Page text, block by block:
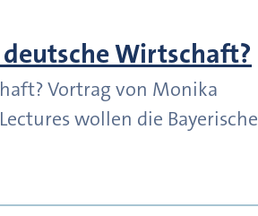
Wirtschaft?
Vortrag von Monika
wollen die Bayerische